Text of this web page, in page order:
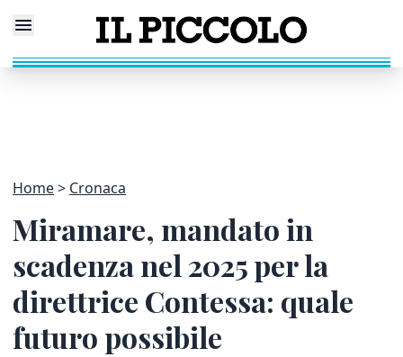
Home Cronaca
Miramare, mandato in
scadenza nel 2025 per la
direttrice Contessa: quale
futuro possibile